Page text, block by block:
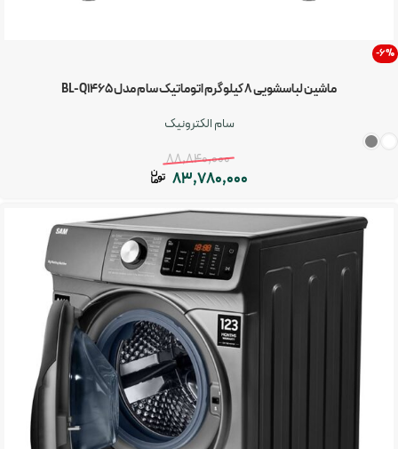
-6%
ماشین لباسشویی 8 کیلوگرم اتوماتیک سام مدل BL-Q1465
سام الکترونیک
88,840,000
83,780,000